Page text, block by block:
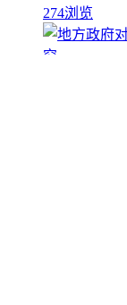
274浏览